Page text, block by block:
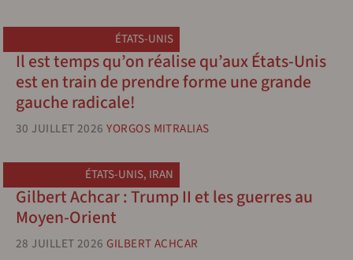
ÉTATS-UNIS
Il est temps qu’on réalise qu’aux États-Unis
est en train de prendre forme une grande
gauche radicale!
30 JUILLET 2026 YORGOS MITRALIAS
ÉTATS-UNIS, IRAN
Gilbert Achcar : Trump II et les guerres au
Moyen-Orient
28 JUILLET 2026 GILBERT ACHCAR